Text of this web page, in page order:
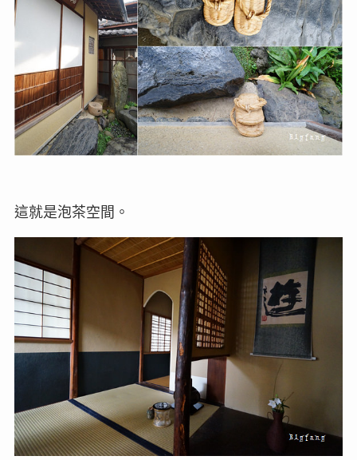
這就是泡茶空間。